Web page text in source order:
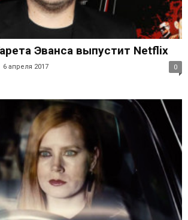
Эванса выпустит Netflix
6 апреля 2017 0